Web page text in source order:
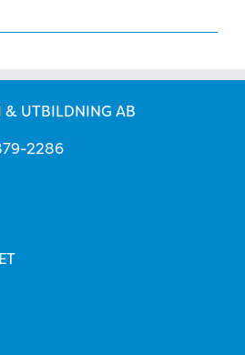
& UTBILDNING AB
2286